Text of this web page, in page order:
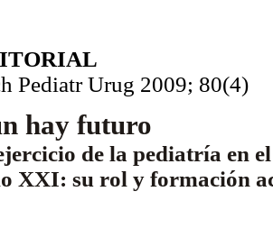
Pediatr Urug 2009; 80(4)
hay futuro
de la pediatría en
XXI: su rol y formación